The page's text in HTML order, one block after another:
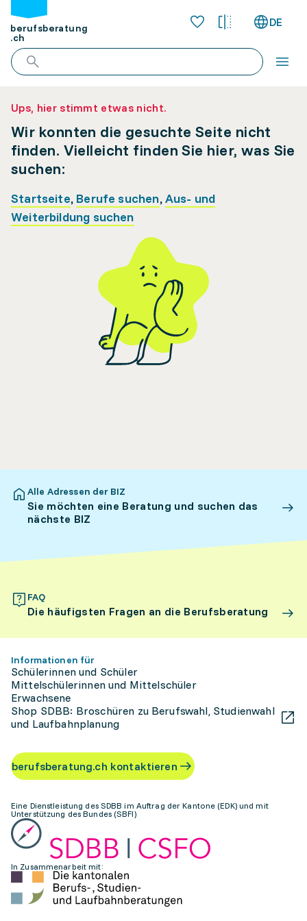
berufsberatung
.ch
DE
Ups, hier stimmt etwas nicht.
Wir konnten die gesuchte Seite nicht
finden. Vielleicht finden Sie hier, was Sie
suchen:
Startseite, Berufe suchen,Aus- und
Weiterbildung suchen
Alle Adressen der BIZ
Sie möchten eine Beratung und suchen das
nächste BIZ
FAQ
Die häufigsten Fragen an die Berufsberatung
Informationen für
Schülerinnen und Schüler
Mittelschülerinnen und Mittelschüler
Erwachsene
Shop SDBB: Broschüren zu Berufswahl, Studienwahl
und Laufbahnplanung
berufsberatung.ch kontaktieren
Eine Dienstleistung des SDBB im Auftrag der Kantone (EDK) und mit
Unterstützung des Bundes (SBFI)
In Zusammenarbeit mit: